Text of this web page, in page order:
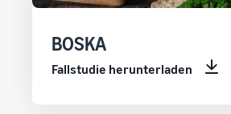
BOSKA
Fallstudie herunterladen